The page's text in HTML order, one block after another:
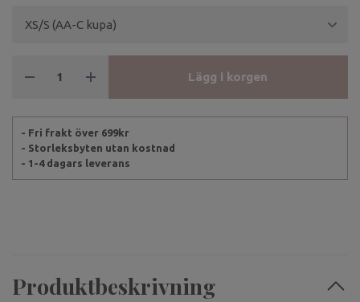
Lägg i korgen
- Fri frakt över 699kr
- Storleksbyten utan kostnad
- 1-4 dagars leverans
Produktbeskrivning